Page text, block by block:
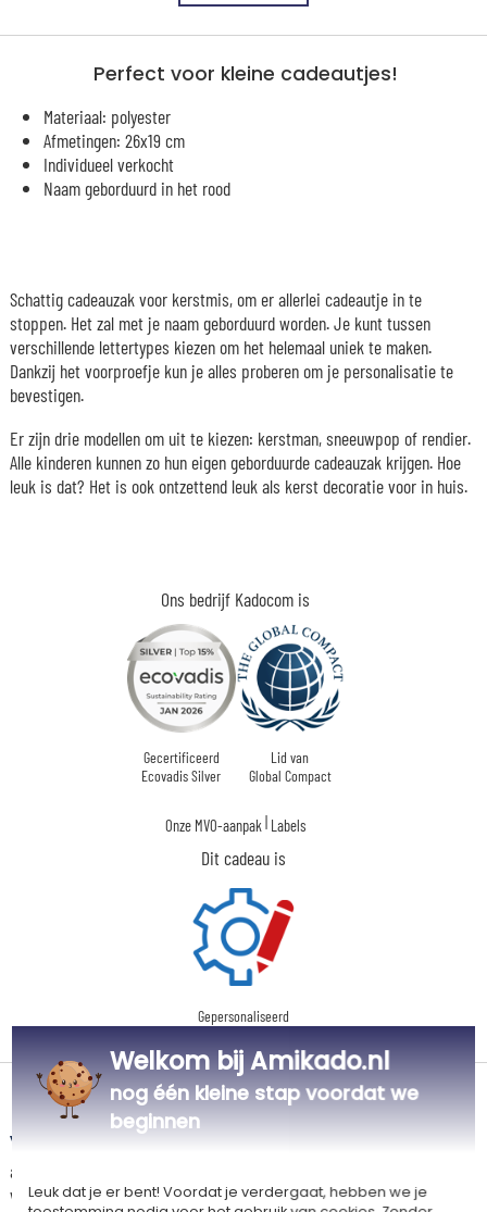
Perfect voor kleine cadeautjes!
Materiaal: polyester
Afmetingen: 26x19 cm
Individueel verkocht
Naam geborduurd in het rood
Ons bedrijf Kadocom is
Gecertificeerd
Ecovadis Silver
Lid van
Global Compact
Onze MVO-aanpak Labels
Dit cadeau is
Gepersonaliseerd
Schattig cadeauzak voor kerstmis, om er allerlei cadeautje in te
stoppen. Het zal met je naam geborduurd worden. Je kunt tussen
verschillende lettertypes kiezen om het helemaal uniek te maken.
Dankzij het voorproefje kun je alles proberen om je personalisatie te
bevestigen.
Er zijn drie modellen om uit te kiezen: kerstman, sneeuwpop of rendier.
Alle kinderen kunnen zo hun eigen geborduurde cadeauzak krijgen. Hoe
leuk is dat? Het is ook ontzettend leuk als kerst decoratie voor in huis.
Levertijd en verzendkosten
Dit artikel wordt gepersonaliseerd in ons Amikado
atelier. Het komt in aanmerking voor de aanbieding «Gratis verzending
vanaf 85 € aankoop» -Zie voorwaarden
Welkom bij Amikado.nl
nog één kleine stap voordat we
beginnen
Leuk dat je er bent! Voordat je verdergaat, hebben we je